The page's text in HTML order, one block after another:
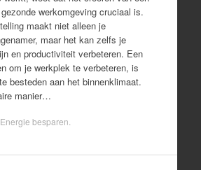
werkomgeving cruciaal is.
maakt niet alleen je
maar het kan zelfs je
en productiviteit verbeteren. Een
om je werkplek te verbeteren, is
besteden aan het binnenklimaat.
manier…
Energie besparen